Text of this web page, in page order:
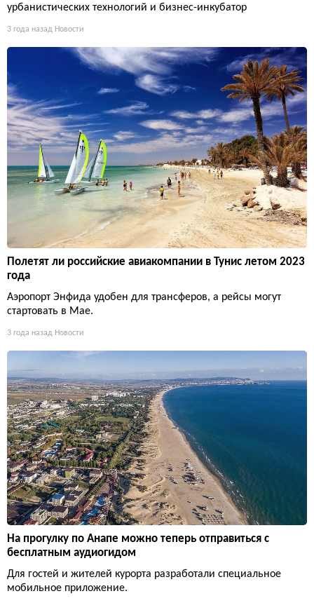
урбанистических технологий и бизнес-инкубатор
3 года назад Новости
Полетят ли российские авиакомпании в Тунис летом 2023
года
Аэропорт Энфида удобен для трансферов, а рейсы могут
стартовать в Мае.
3 года назад Новости
На прогулку по Анапе можно теперь отправиться с
бесплатным аудиогидом
Для гостей и жителей курорта разработали специальное
мобильное приложение.